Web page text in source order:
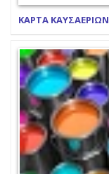
ΚΑΡΤΑ ΚΑΥΣΑΕΡΙΩΝ